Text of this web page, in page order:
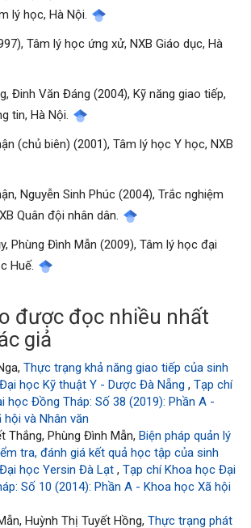
lý học, Hà Nội.
Tâm lý học ứng xử, NXB Giáo dục, Hà
Đinh Văn Đáng (2004), Kỹ năng giao tiếp,
tin, Hà Nội.
(chủ biên) (2001), Tâm lý học Y học, NXB
Nguyễn Sinh Phúc (2004), Trắc nghiệm
Quân đội nhân dân.
Phùng Đình Mẫn (2009), Tâm lý học đại
Huế.
được đọc nhiều nhất
giả
Thực trạng khả năng giao tiếp của sinh
học Kỹ thuật Y - Dược Đà Nẵng , Tạp chí
học Đồng Tháp: Số 38 (2019): Phần A -
và Nhân văn
Thắng, Phùng Đình Mẫn, Biện pháp quản lý
tra, đánh giá kết quả học tập của sinh
học Yersin Đà Lạt , Tạp chí Khoa học Đại
Số 10 (2014): Phần A - Khoa học Xã hội
Huỳnh Thị Tuyết Hồng, Thực trạng phát